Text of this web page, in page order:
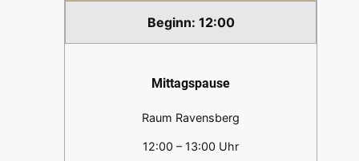
12:00
Mittagspause
Raum Ravensberg
12:00 – 13:00 Uhr